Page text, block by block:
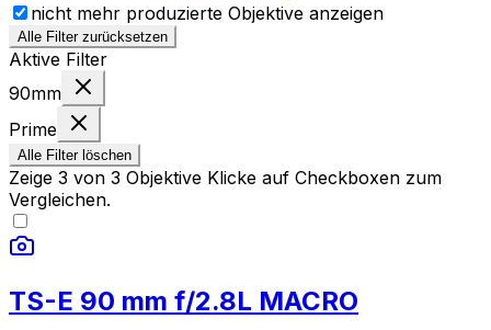
nicht mehr produzierte Objektive anzeigen
Alle Filter zurücksetzen
Aktive Filter
90mm
Prime
Alle Filter löschen
Zeige 3 von 3 Objektive Klicke auf Checkboxen zum
Vergleichen.
TS-E 90 mm f/2.8L MACRO